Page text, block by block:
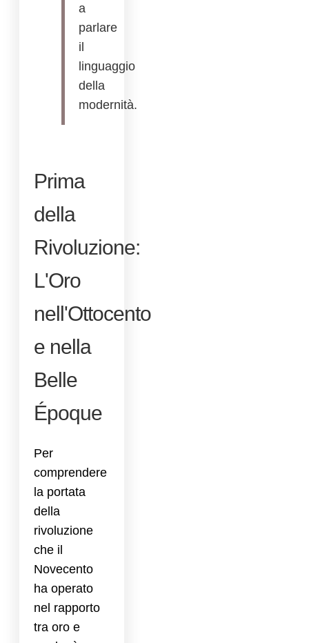
a
parlare
il
linguaggio
della
modernità.
Prima
della
Rivoluzione:
L'Oro
nell'Ottocento
e nella
Belle
Époque
Per
comprendere
la portata
della
rivoluzione
che il
Novecento
ha operato
nel rapporto
tra oro e